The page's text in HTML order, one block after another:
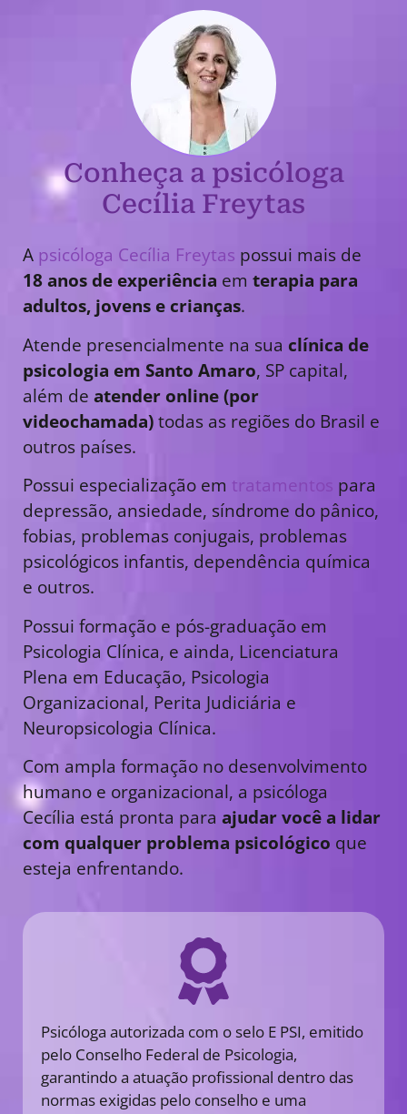
Conheça a psicóloga
Cecília Freytas
A psicóloga Cecília Freytas possui mais de
18 anos de experiência em terapia para
adultos, jovens e crianças.
Atende presencialmente na sua clínica de
psicologia em Santo Amaro, SP capital,
além de atender online (por
videochamada)todas as regiões do Brasil e
outros países.
Possui especialização em tratamentos para
depressão, ansiedade, síndrome do pânico,
fobias, problemas conjugais, problemas
psicológicos infantis, dependência química
e outros.
Possui formação e pós-graduação em
Psicologia Clínica, e ainda, Licenciatura
Plena em Educação, Psicologia
Organizacional, Perita Judiciária e
Neuropsicologia Clínica.
Com ampla formação no desenvolvimento
humano e organizacional, a psicóloga
Cecília está pronta para ajudar você a lidar
com qualquer problema psicológico que
esteja enfrentando.
Psicóloga autorizada com o selo E PSI, emitido
pelo Conselho Federal de Psicologia,
garantindo a atuação profissional dentro das
normas exigidas pelo conselho e uma